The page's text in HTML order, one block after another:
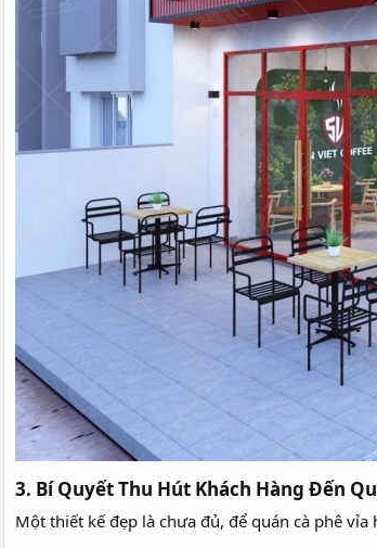
3. Bí Quyết Thu Hút Khách Hàng Đến
Một thiết kế đẹp là chưa đủ, để quán cà phê